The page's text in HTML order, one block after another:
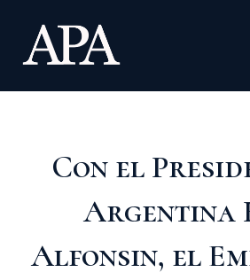
contenido
Con el
Argentina
Alfonsin, el